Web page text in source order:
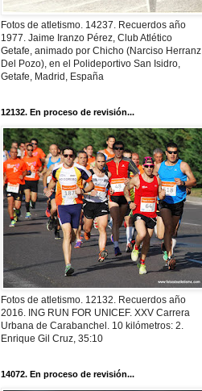
Fotos de atletismo. 14237. Recuerdos año
1977. Jaime Iranzo Pérez, Club Atlético
Getafe, animado por Chicho (Narciso Herranz
Del Pozo), en el Polideportivo San Isidro,
Getafe, Madrid, España
12132. En proceso de revisión...
Fotos de atletismo. 12132. Recuerdos año
2016. ING RUN FOR UNICEF. XXV Carrera
Urbana de Carabanchel. 10 kilómetros: 2.
Enrique Gil Cruz, 35:10
14072. En proceso de revisión...